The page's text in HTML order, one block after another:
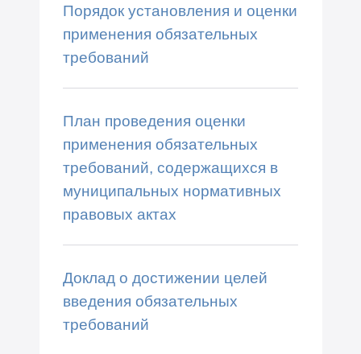
Порядок установления и оценки
применения обязательных
требований
План проведения оценки
применения обязательных
требований, содержащихся в
муниципальных нормативных
правовых актах
Доклад о достижении целей
введения обязательных
требований